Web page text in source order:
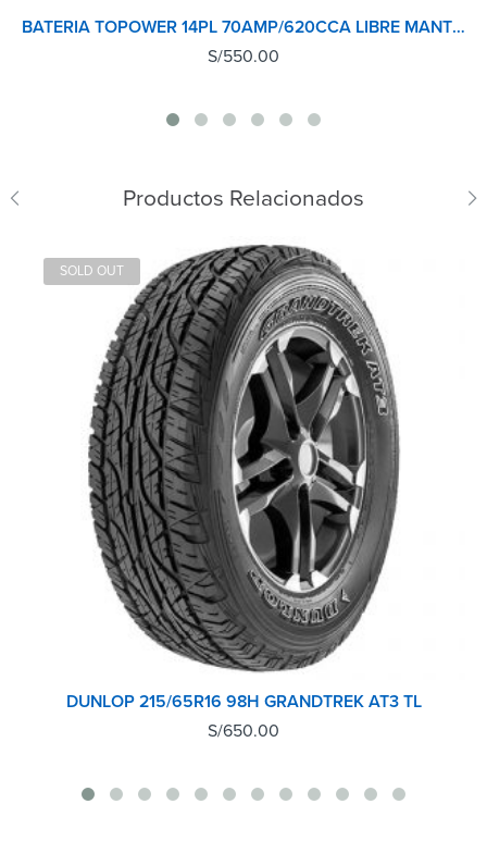
BATERIA TOPOWER 14PL 70AMP/620CCA LIBRE MANTENIMIENTO MADE IN KOREA
S/550.00
Productos Relacionados
SOLD OUT
DUNLOP 215/65R16 98H GRANDTREK AT3 TL
S/650.00